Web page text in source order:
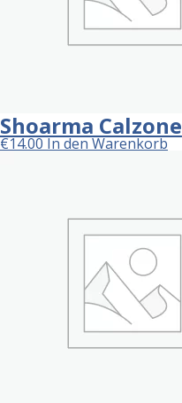
Shoarma Calzone
€14.00In den Warenkorb